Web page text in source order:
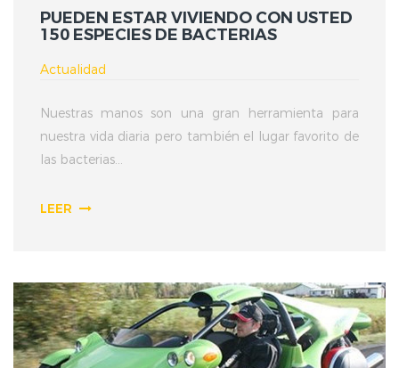
PUEDEN ESTAR VIVIENDO CON USTED
150 ESPECIES DE BACTERIAS
Actualidad
Nuestras manos son una gran herramienta para
nuestra vida diaria pero también el lugar favorito de
las bacterias...
LEER